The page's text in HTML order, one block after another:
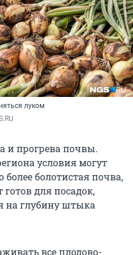
луком
и прогрева почвы.
условия могут
более болотистая почва,
готов для посадок,
на глубину штыка
все плодово-